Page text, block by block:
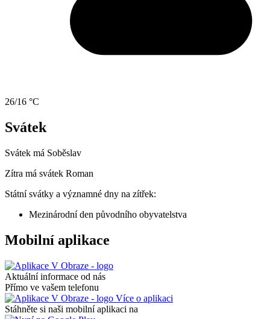
26/16 °C
Svátek
Svátek má Soběslav
Zítra má svátek Roman
Státní svátky a významné dny na zítřek:
Mezinárodní den původního obyvatelstva
Mobilní aplikace
Aktuální informace od nás
Přímo ve vašem telefonu
Více o aplikaci
Stáhněte si naši mobilní aplikaci na